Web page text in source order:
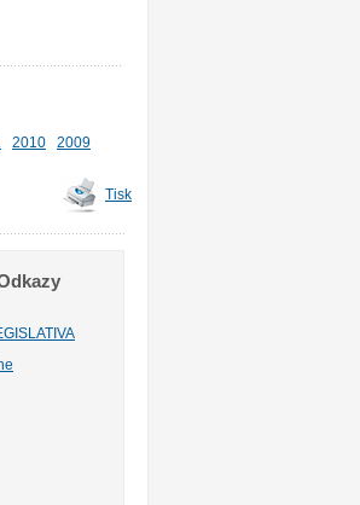
2010
2009
Tisk